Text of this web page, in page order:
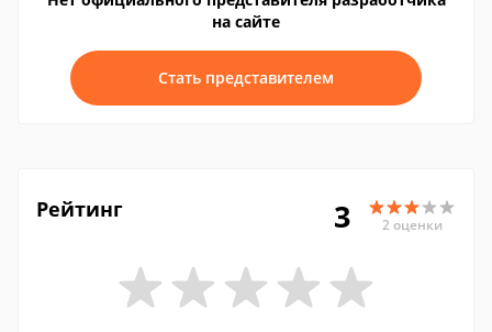
на сайте
Стать представителем
Рейтинг 3 2 оценки